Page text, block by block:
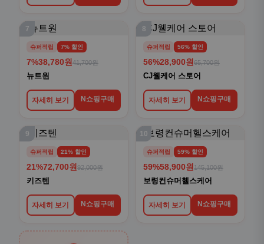
7
슈퍼적립 7% 할인
7%38,780원 41,700원
뉴트원
자세히 보기 N쇼핑구매
8
슈퍼적립 56% 할인
56%28,900원 65,700원
CJ웰케어 스토어
자세히 보기 N쇼핑구매
9
슈퍼적립 21% 할인
21%72,700원 92,000원
키즈텐
자세히 보기 N쇼핑구매
10
슈퍼적립 59% 할인
59%58,900원 145,100원
보령컨슈머헬스케어
자세히 보기 N쇼핑구매